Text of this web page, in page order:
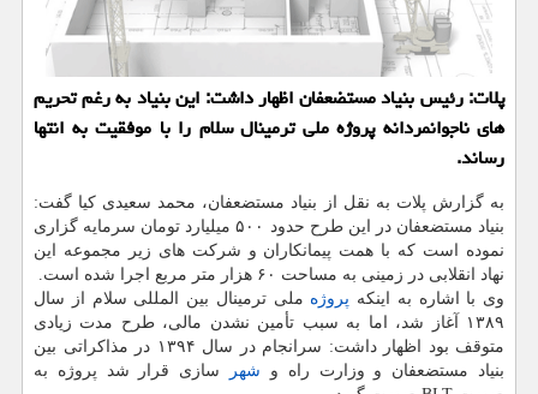
پلات: رئیس بنیاد مستضعفان اظهار داشت: این بنیاد به رغم تحریم
های ناجوانمردانه پروژه ملی ترمینال سلام را با موفقیت به انتها
رساند.
به گزارش پلات به نقل از بنیاد مستضعفان، محمد سعیدی كیا گفت:
بنیاد مستضعفان در این طرح حدود ۵۰۰ میلیارد تومان سرمایه گزاری
نموده است كه با همت پیمانكاران و شركت های زیر مجموعه این
نهاد انقلابی در زمینی به مساحت ۶۰ هزار متر مربع اجرا شده است.
وی با اشاره به اینكه پروژه ملی ترمینال بین المللی سلام از سال
۱۳۸۹ آغاز شد، اما به سبب تأمین نشدن مالی، طرح مدت زیادی
متوقف بود اظهار داشت: سرانجام در سال ۱۳۹۴ در مذاكراتی بین
بنیاد مستضعفان و وزارت راه و شهر
سازی قرار شد پروژه به